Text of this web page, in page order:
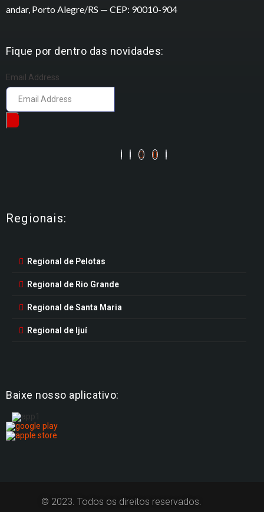
andar, Porto Alegre/RS — CEP: 90010-904
Fique por dentro das novidades:
Email Address
Regionais:
Regional de Pelotas
Regional de Rio Grande
Regional de Santa Maria
Regional de Ijuí
Baixe nosso aplicativo:
© 2023. Todos os direitos reservados.